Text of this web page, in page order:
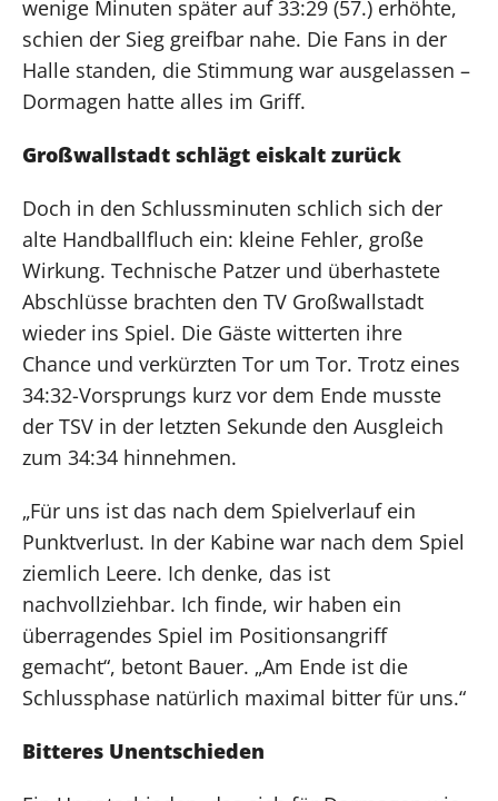
wenige Minuten später auf 33:29 (57.) erhöhte,
schien der Sieg greifbar nahe. Die Fans in der
Halle standen, die Stimmung war ausgelassen –
Dormagen hatte alles im Griff.
Großwallstadt schlägt eiskalt zurück
Doch in den Schlussminuten schlich sich der
alte Handballfluch ein: kleine Fehler, große
Wirkung. Technische Patzer und überhastete
Abschlüsse brachten den TV Großwallstadt
wieder ins Spiel. Die Gäste witterten ihre
Chance und verkürzten Tor um Tor. Trotz eines
34:32-Vorsprungs kurz vor dem Ende musste
der TSV in der letzten Sekunde den Ausgleich
zum 34:34 hinnehmen.
„Für uns ist das nach dem Spielverlauf ein
Punktverlust. In der Kabine war nach dem Spiel
ziemlich Leere. Ich denke, das ist
nachvollziehbar. Ich finde, wir haben ein
überragendes Spiel im Positionsangriff
gemacht“, betont Bauer. „Am Ende ist die
Schlussphase natürlich maximal bitter für uns.“
Bitteres Unentschieden